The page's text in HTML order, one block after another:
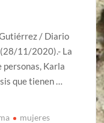
/ Diario
(28/11/2020).- La
personas, Karla
que tienen …
mujeres